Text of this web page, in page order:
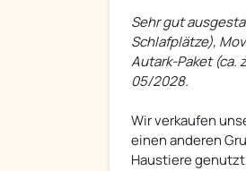
Sehr gut
Schlafplätze),
Autark-Paket (ca.
05/2028.
Wir verkaufen
einen anderen
Haustiere